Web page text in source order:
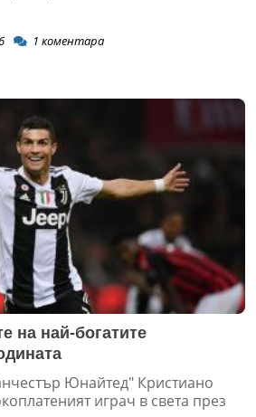
1 коментара
на най-богатите
Юнайтед" Кристиано
играч в света през